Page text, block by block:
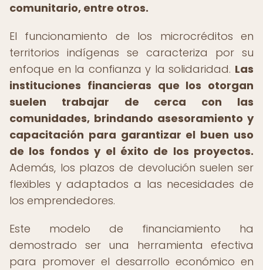
comunitario, entre otros.
El funcionamiento de los microcréditos en
territorios indígenas se caracteriza por su
enfoque en la confianza y la solidaridad. Las
instituciones financieras que los otorgan
suelen trabajar de cerca con las
comunidades, brindando asesoramiento y
capacitación para garantizar el buen uso
de los fondos y el éxito de los proyectos.
Además, los plazos de devolución suelen ser
flexibles y adaptados a las necesidades de
los emprendedores.
Este modelo de financiamiento ha
demostrado ser una herramienta efectiva
para promover el desarrollo económico en